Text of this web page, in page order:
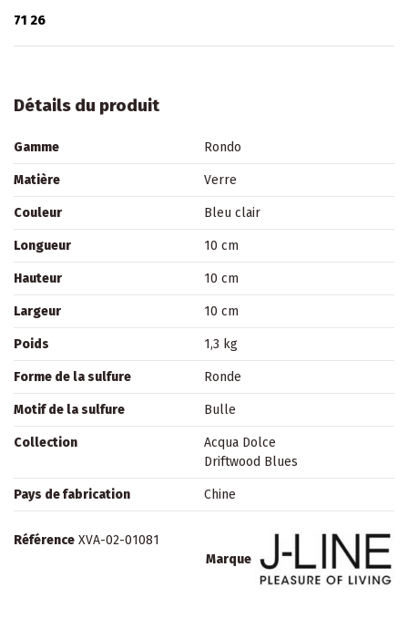
71 26
Détails du produit
Gamme Rondo
Matière Verre
Couleur Bleu clair
Longueur 10 cm
Hauteur 10 cm
Largeur 10 cm
Poids 1,3 kg
Forme de la sulfure Ronde
Motif de la sulfure Bulle
Collection
Acqua Dolce
Driftwood Blues
Pays de fabrication Chine
Marque
Référence XVA-02-01081